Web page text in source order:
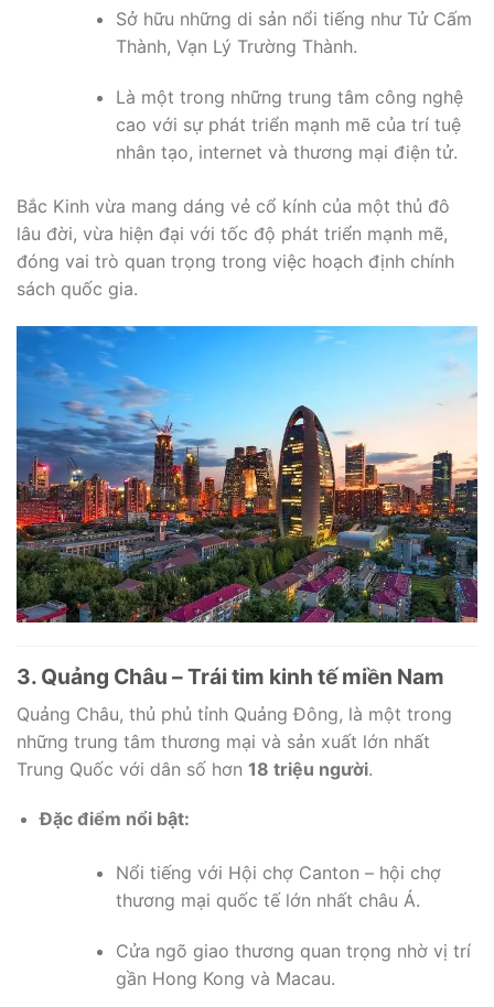
Sở hữu những di sản nổi tiếng như Tử Cấm
Thành, Vạn Lý Trường Thành.
Là một trong những trung tâm công nghệ
cao với sự phát triển mạnh mẽ của trí tuệ
nhân tạo, internet và thương mại điện tử.
Bắc Kinh vừa mang dáng vẻ cổ kính của một thủ đô
lâu đời, vừa hiện đại với tốc độ phát triển mạnh mẽ,
đóng vai trò quan trọng trong việc hoạch định chính
sách quốc gia.
3. Quảng Châu – Trái tim kinh tế miền Nam
Quảng Châu, thủ phủ tỉnh Quảng Đông, là một trong
những trung tâm thương mại và sản xuất lớn nhất
Trung Quốc với dân số hơn 18 triệu người.
Đặc điểm nổi bật:
Nổi tiếng với Hội chợ Canton – hội chợ
thương mại quốc tế lớn nhất châu Á.
Cửa ngõ giao thương quan trọng nhờ vị trí
gần Hong Kong và Macau.